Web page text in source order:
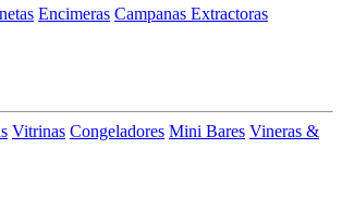
Encimeras Campanas Extractoras
Vitrinas Congeladores Mini Bares Vineras &